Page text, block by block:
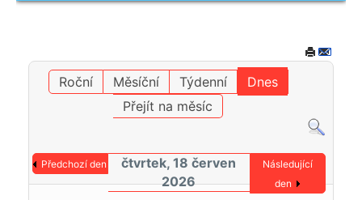
Roční Měsíční Týdenní
Dnes
Přejít na měsíc
Předchozí den
čtvrtek, 18 červen
2026
Následující
den